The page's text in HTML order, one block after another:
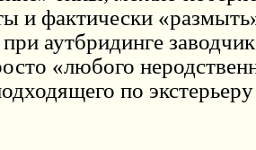
и фактически
аутбридинге
«любого
по